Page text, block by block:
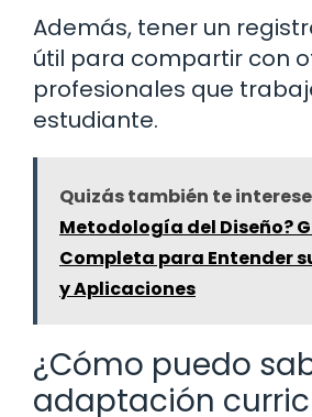
Además, tener un
útil para compartir con
profesionales que
estudiante.
Quizás también te
Metodología del Diseño?
Completa para Entender
y Aplicaciones
¿Cómo puedo
adaptación